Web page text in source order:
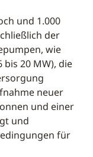
und 1.000
der
wie
20 MW), die
neuer
und einer
und
für